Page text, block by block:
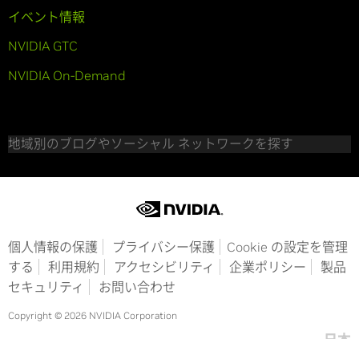
イベント情報
NVIDIA GTC
NVIDIA On-Demand
地域別のブログやソーシャル ネットワークを探す
個人情報の保護 プライバシー保護
Cookie の設定を管理
する
利用規約 アクセシビリティ 企業ポリシー
製品
セキュリティ
お問い合わせ
Copyright © 2026 NVIDIA Corporation